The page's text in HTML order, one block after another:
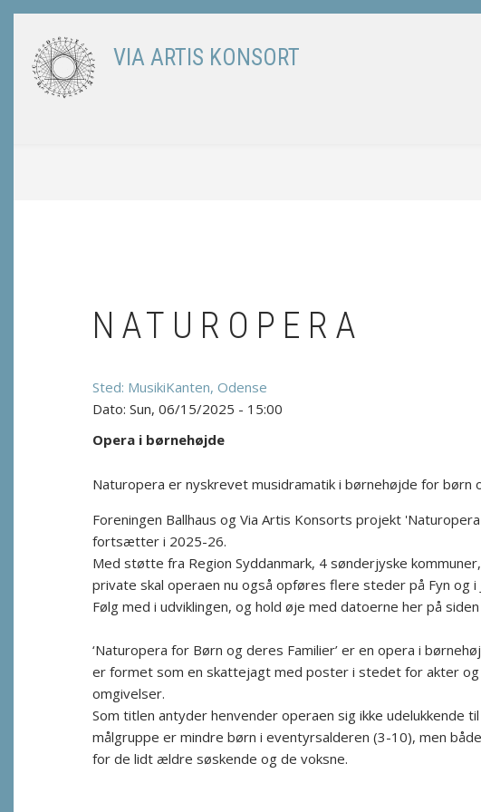
Skip
content
VIA ARTIS KONSORT
NATUROPERA
MusikiKanten, Odense
Sun, 06/15/2025 - 15:00
Opera i børnehøjde
Naturopera er nyskrevet musidramatik i børnehøjde for børn
Foreningen Ballhaus og Via Artis Konsorts projekt
fortsætter i 2025-26.
Med støtte fra Region Syddanmark, 4 sønderjyske
private skal operaen nu også opføres flere steder på Fyn og i
Følg med i udviklingen, og hold øje med datoerne her på
‘Naturopera for Børn og deres Familier’ er en opera i
er formet som en skattejagt med poster i stedet for akter
omgivelser.
Som titlen antyder henvender operaen sig ikke udelukkende
målgruppe er mindre børn i eventyrsalderen (3-10), men
for de lidt ældre søskende og de voksne.